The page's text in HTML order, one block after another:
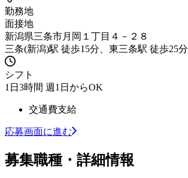
勤務地
面接地
新潟県三条市月岡１丁目４－２８
三条(新潟)駅 徒歩15分、東三条駅 徒歩25分
シフト
1日3時間 週1日からOK
交通費支給
応募画面に進む
募集職種・詳細情報